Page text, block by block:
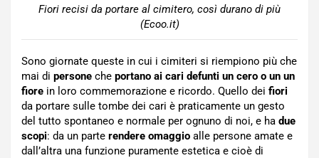
Fiori recisi da portare al cimitero, così durano di più
(Ecoo.it)
Sono giornate queste in cui i cimiteri si riempiono più che
mai di persone che portano ai cari defunti un cero o un un
fiore in loro commemorazione e ricordo. Quello dei fiori
da portare sulle tombe dei cari è praticamente un gesto
del tutto spontaneo e normale per ognuno di noi, e ha due
scopi: da un parte rendere omaggio alle persone amate e
dall’altra una funzione puramente estetica e cioè di